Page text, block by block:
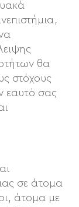
θα
στόχους
εαυτό σας
σε άτομα
άτομα με